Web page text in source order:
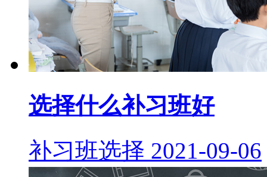
选择什么补习班好
补习班选择 2021-09-06